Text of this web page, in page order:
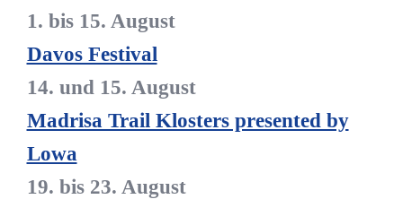
1. bis 15. August
Davos Festival
14. und 15. August
Madrisa Trail Klosters presented by
Lowa
19. bis 23. August